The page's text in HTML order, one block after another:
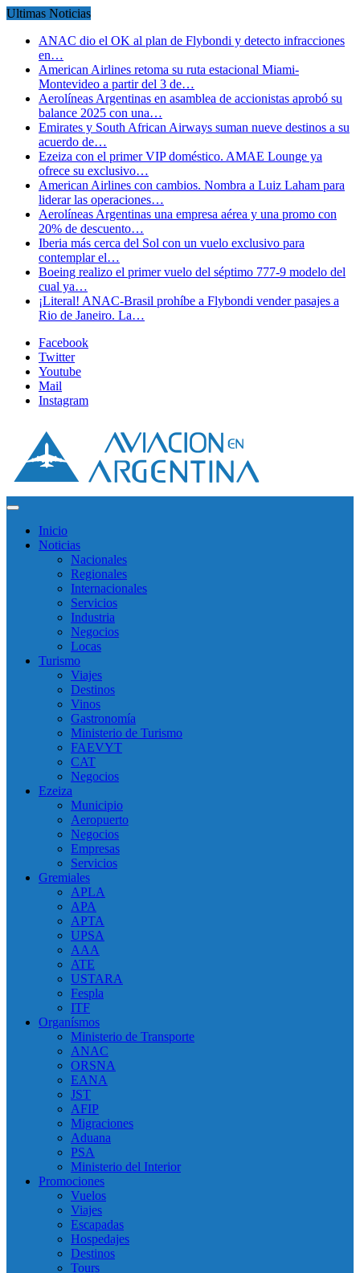
Ultimas Noticias
ANAC dio el OK al plan de Flybondi y detecto infracciones
en…
American Airlines retoma su ruta estacional Miami-
Montevideo a partir del 3 de…
Aerolíneas Argentinas en asamblea de accionistas aprobó su
balance 2025 con una…
Emirates y South African Airways suman nueve destinos a su
acuerdo de…
Ezeiza con el primer VIP doméstico. AMAE Lounge ya
ofrece su exclusivo…
American Airlines con cambios. Nombra a Luiz Laham para
liderar las operaciones…
Aerolíneas Argentinas una empresa aérea y una promo con
20% de descuento…
Iberia más cerca del Sol con un vuelo exclusivo para
contemplar el…
Boeing realizo el primer vuelo del séptimo 777-9 modelo del
cual ya…
¡Literal! ANAC-Brasil prohíbe a Flybondi vender pasajes a
Rio de Janeiro. La…
Facebook
Twitter
Youtube
Mail
Instagram
Inicio
Noticias
Nacionales
Regionales
Internacionales
Servicios
Industria
Negocios
Locas
Turismo
Viajes
Destinos
Vinos
Gastronomía
Ministerio de Turismo
FAEVYT
CAT
Negocios
Ezeiza
Municipio
Aeropuerto
Negocios
Empresas
Servicios
Gremiales
APLA
APA
APTA
UPSA
AAA
ATE
USTARA
Fespla
ITF
Organísmos
Ministerio de Transporte
ANAC
ORSNA
EANA
JST
AFIP
Migraciones
Aduana
PSA
Ministerio del Interior
Promociones
Vuelos
Viajes
Escapadas
Hospedajes
Destinos
Tours